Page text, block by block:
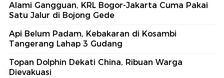
Alami Gangguan, KRL Bogor-Jakarta Cuma Pakai
Satu Jalur di Bojong Gede
Api Belum Padam, Kebakaran di Kosambi
Tangerang Lahap 3 Gudang
Topan Dolphin Dekati China, Ribuan Warga
Dievakuasi